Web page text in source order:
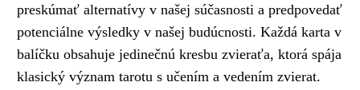
preskúmať alternatívy v našej súčasnosti a predpovedať
potenciálne výsledky v našej budúcnosti.Každá karta v
balíčku obsahuje jedinečnú kresbu zvieraťa, ktorá spája
klasický význam tarotu s učením a vedením zvierat.